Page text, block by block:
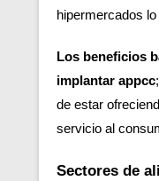
hipermercados
Los beneficios
implantar appcc
de estar
servicio al
Sectores de